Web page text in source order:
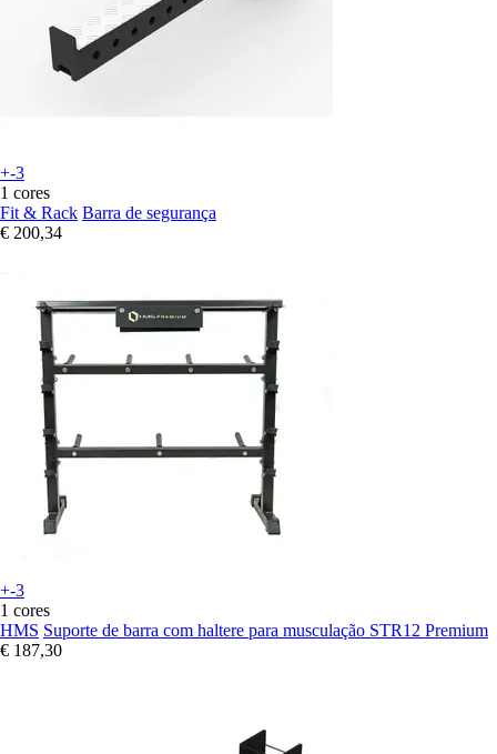
+-3
1 cores
Fit & Rack Barra de segurança
€ 200,34
+-3
1 cores
HMS Suporte de barra com haltere para musculação STR12 Premium
€ 187,30